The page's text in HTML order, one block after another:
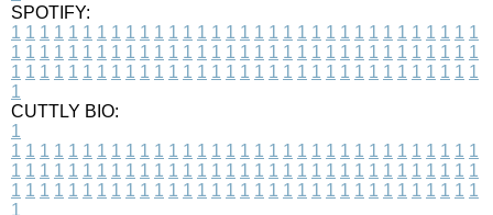
SPOTIFY:
1 1 1 1 1 1 1 1 1 1 1 1 1 1 1 1 1 1 1 1 1 1 1 1 1 1 1 1 1 1 1 1 1
1 1 1 1 1 1 1 1 1 1 1 1 1 1 1 1 1 1 1 1 1 1 1 1 1 1 1 1 1 1 1 1 1
1 1 1 1 1 1 1 1 1 1 1 1 1 1 1 1 1 1 1 1 1 1 1 1 1 1 1 1 1 1 1 1 1
1
CUTTLY BIO:
1
1 1 1 1 1 1 1 1 1 1 1 1 1 1 1 1 1 1 1 1 1 1 1 1 1 1 1 1 1 1 1 1 1
1 1 1 1 1 1 1 1 1 1 1 1 1 1 1 1 1 1 1 1 1 1 1 1 1 1 1 1 1 1 1 1 1
1 1 1 1 1 1 1 1 1 1 1 1 1 1 1 1 1 1 1 1 1 1 1 1 1 1 1 1 1 1 1 1 1
1